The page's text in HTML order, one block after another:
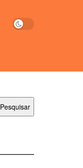
Pesquisar